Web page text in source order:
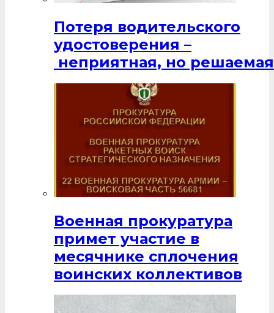
Потеря водительского
удостоверения –
неприятная, но
Военная прокуратура
примет участие в
месячнике сплочения
воинских коллективов